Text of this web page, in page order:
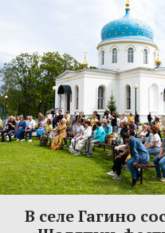
В селе Гагино